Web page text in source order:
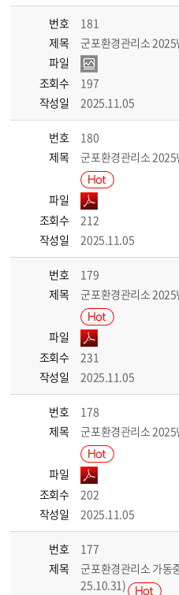
번호
181
제목
군포환경관리소
파일
조회수
197
작성일
2025.11.05
번호
180
제목
군포환경관리소 2025
파일
조회수
212
작성일
2025.11.05
번호
179
제목
군포환경관리소 2025
파일
조회수
231
작성일
2025.11.05
번호
178
제목
군포환경관리소 2025
파일
조회수
202
작성일
2025.11.05
번호
177
제목
군포환경관리소 가
25.10.31)